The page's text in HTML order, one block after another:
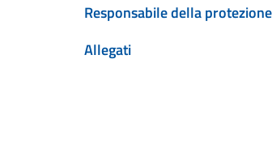
Responsabile della
Allegati